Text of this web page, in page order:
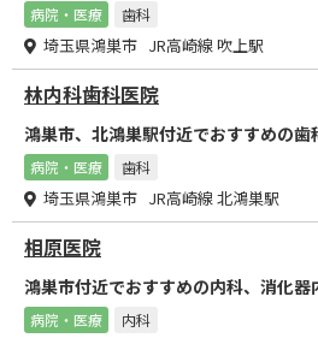
病院・医療 歯科
埼玉県鴻巣市 JR高崎線 吹上駅
林内科歯科医院
鴻巣市、北鴻巣駅付近でおすすめの歯
病院・医療 歯科
埼玉県鴻巣市 JR高崎線 北鴻巣駅
相原医院
鴻巣市付近でおすすめの内科、消化器
病院・医療 内科